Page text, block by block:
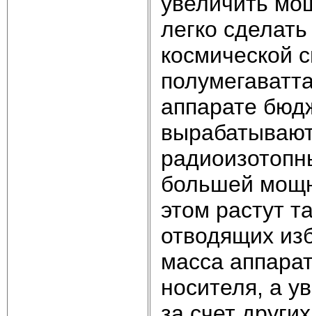
легко
космической
аппарате
большей
этом растут
отводящих
масса
носителя, а